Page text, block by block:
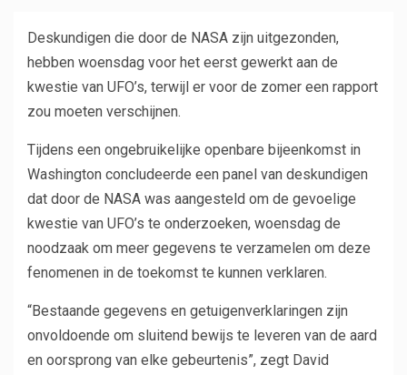
Deskundigen die door de NASA zijn uitgezonden,
hebben woensdag voor het eerst gewerkt aan de
kwestie van UFO’s, terwijl er voor de zomer een rapport
zou moeten verschijnen.
Tijdens een ongebruikelijke openbare bijeenkomst in
Washington concludeerde een panel van deskundigen
dat door de NASA was aangesteld om de gevoelige
kwestie van UFO’s te onderzoeken, woensdag de
noodzaak om meer gegevens te verzamelen om deze
fenomenen in de toekomst te kunnen verklaren.
“Bestaande gegevens en getuigenverklaringen zijn
onvoldoende om sluitend bewijs te leveren van de aard
en oorsprong van elke gebeurtenis”, zegt David